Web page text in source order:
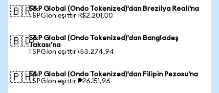
🇧🇷S&P Global (Ondo Tokenized)'dan Brezilya Reali'na
1 SPGIon eşittir R$2.201,00
🇧🇩S&P Global (Ondo Tokenized)'dan Bangladeş
Takası'na
1 SPGIon eşittir ৳53.274,94
🇵🇭S&P Global (Ondo Tokenized)'dan Filipin Pezosu'na
1 SPGIon eşittir ₱26.151,96